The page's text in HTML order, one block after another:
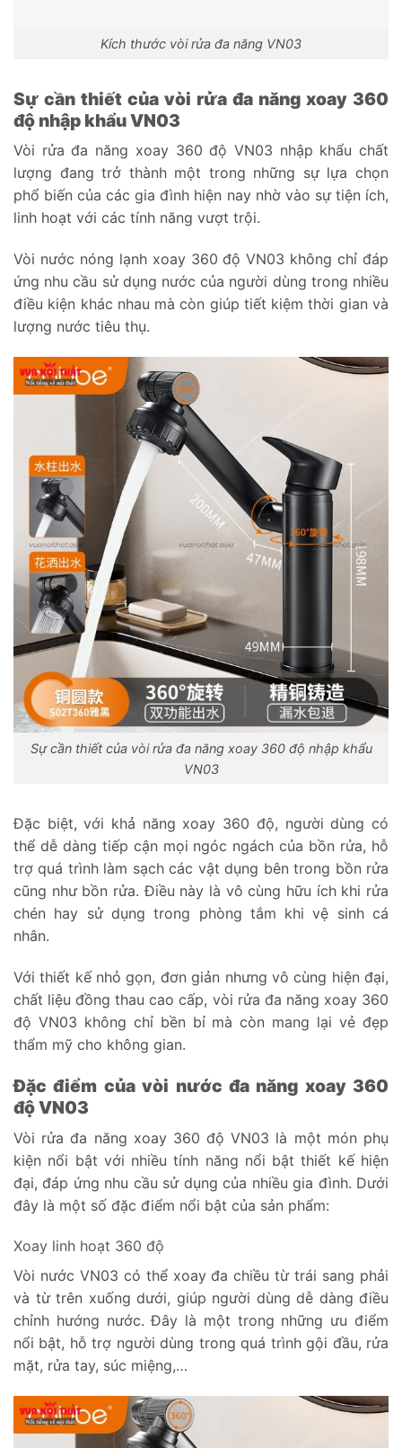
Kích thước vòi rửa đa năng VN03
Sự cần thiết của vòi rửa đa năng xoay 360
độ nhập khẩu VN03
Vòi rửa đa năng xoay 360 độ VN03 nhập khẩu chất
lượng đang trở thành một trong những sự lựa chọn
phổ biến của các gia đình hiện nay nhờ vào sự tiện ích,
linh hoạt với các tính năng vượt trội.
Vòi nước nóng lạnh xoay 360 độ VN03 không chỉ đáp
ứng nhu cầu sử dụng nước của người dùng trong nhiều
điều kiện khác nhau mà còn giúp tiết kiệm thời gian và
lượng nước tiêu thụ.
Sự cần thiết của vòi rửa đa năng xoay 360 độ nhập khẩu
VN03
Đặc biệt, với khả năng xoay 360 độ, người dùng có
thể dễ dàng tiếp cận mọi ngóc ngách của bồn rửa, hỗ
trợ quá trình làm sạch các vật dụng bên trong bồn rửa
cũng như bồn rửa. Điều này là vô cùng hữu ích khi rửa
chén hay sử dụng trong phòng tắm khi vệ sinh cá
nhân.
Với thiết kế nhỏ gọn, đơn giản nhưng vô cùng hiện đại,
chất liệu đồng thau cao cấp, vòi rửa đa năng xoay 360
độ VN03 không chỉ bền bỉ mà còn mang lại vẻ đẹp
thẩm mỹ cho không gian.
Đặc điểm của vòi nước đa năng xoay 360
độ VN03
Vòi rửa đa năng xoay 360 độ VN03 là một món phụ
kiện nổi bật với nhiều tính năng nổi bật thiết kế hiện
đại, đáp ứng nhu cầu sử dụng của nhiều gia đình. Dưới
đây là một số đặc điểm nổi bật của sản phẩm:
Xoay linh hoạt 360 độ
Vòi nước VN03 có thể xoay đa chiều từ trái sang phải
và từ trên xuống dưới, giúp người dùng dễ dàng điều
chỉnh hướng nước. Đây là một trong những ưu điểm
nổi bật, hỗ trợ người dùng trong quá trình gội đầu, rửa
mặt, rửa tay, súc miệng,…